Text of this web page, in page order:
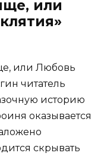
или
или Любовь
читатель
историю
оказывается
скрывать